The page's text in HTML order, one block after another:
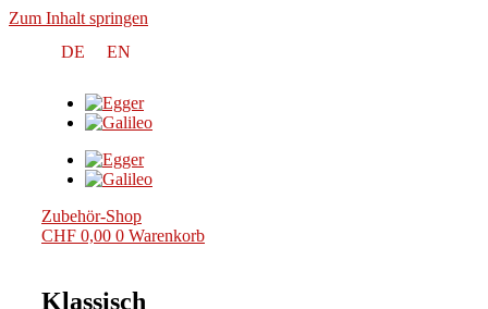
Zum Inhalt springen
DE
EN
Zubehör-Shop
CHF 0,00 0 Warenkorb
Klassisch